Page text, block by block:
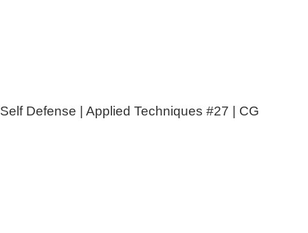
Self Defense | Applied Techniques #27 | CG